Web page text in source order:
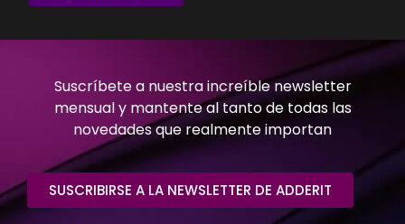
Suscríbete a nuestra increíble newsletter
mensual y mantente al tanto de todas las
novedades que realmente importan
SUSCRIBIRSE A LA NEWSLETTER DE ADDERIT